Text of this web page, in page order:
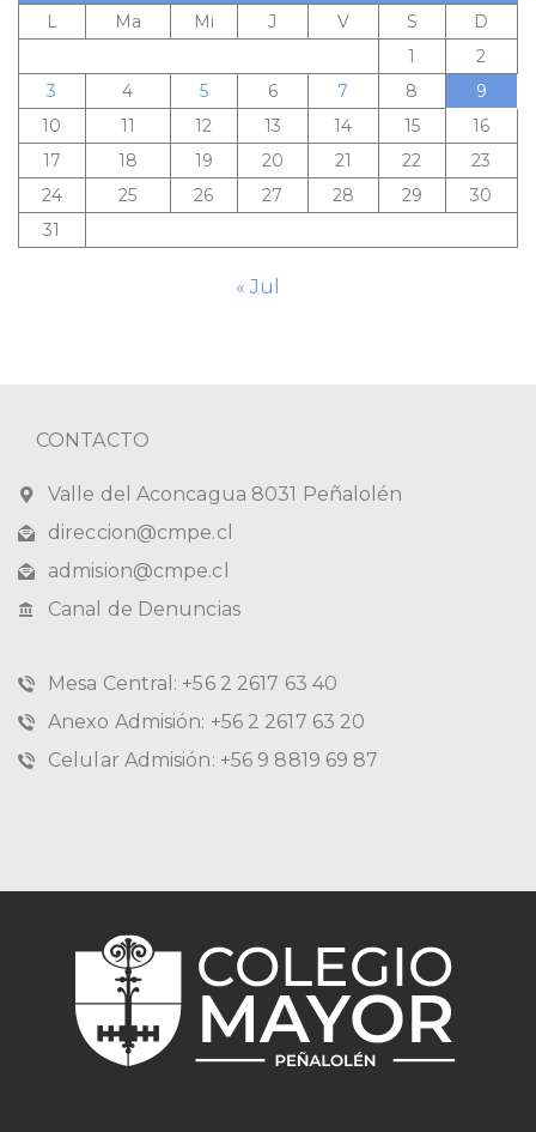
L Ma Mi J V S
D
1
2
3
4 5 6 7 8
9
10
11 12 13 14 15
16
17
18 19 20 21 22
23
24
25 26 27 28 29
30
31
« Jul
CONTACTO
Valle del Aconcagua 8031 Peñalolén
direccion@cmpe.cl
admision@cmpe.cl
Canal de Denuncias
Mesa Central: +56 2 2617 63 40
Anexo Admisión: +56 2 2617 63 20
Celular Admisión: +56 9 8819 69 87